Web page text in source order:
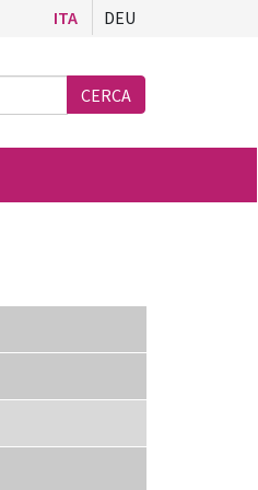
ITA DEU
Ricerca
CERCA